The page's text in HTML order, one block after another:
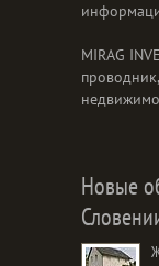
MIRAG
Новые